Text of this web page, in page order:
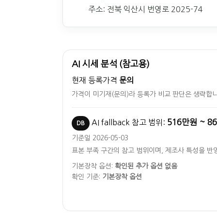
주소: 전북 익산시 번영로 2025-74
AI 시세 분석 (참고용)
현재 등록가격 문의
가격이 미기재(문의)라 등록가 비교 판단은 생략합
DB AI fallback 참고 범위: 516만원 ~
기준일 2026-05-03
표본 부족 구간의 참고 범위이며, 제조사 특성을 반
기본장착 옵션: 확인된 추가 옵션 없음
확인 기준: 기본장착 옵션